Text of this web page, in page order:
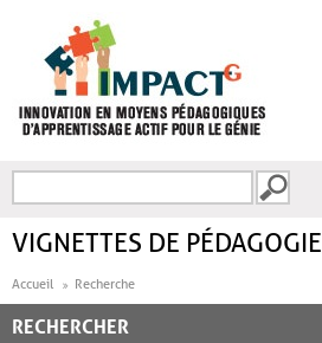
FORMULAIRE DE
VIGNETTES DE
Accueil Recherche
RECHERCHER